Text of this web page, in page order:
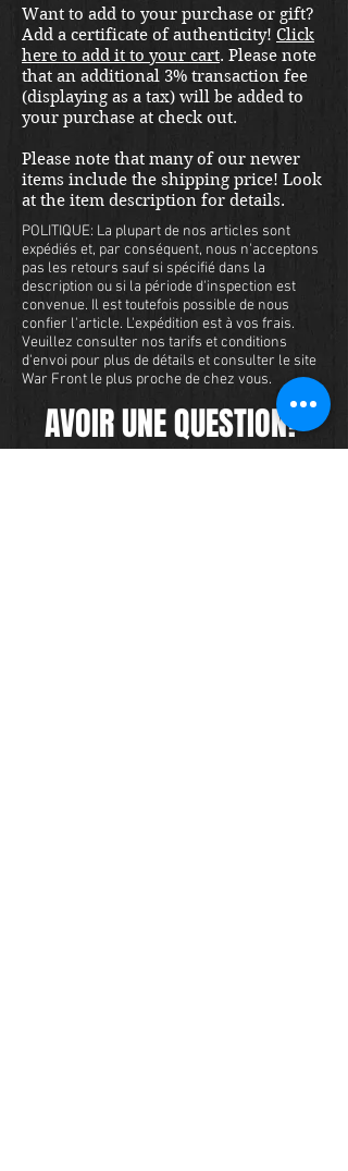
Want to add to your purchase or gift?
Add a certificate of authenticity! Click
here to add it to your cart. Please note
that an additional 3% transaction fee
(displaying as a tax) will be added to
your purchase at check out.
Please note that many of our newer
items include the shipping price! Look
at the item description for details.
POLITIQUE: La plupart de nos articles sont
expédiés et, par conséquent, nous n'acceptons
pas les retours sauf si spécifié dans la
description ou si la période d'inspection est
convenue. Il est toutefois possible de nous
confier l'article. L'expédition est à vos frais.
Veuillez consulter nos tarifs et conditions
d'envoi pour plus de détails et consulter le site
War Front le plus proche de chez vous.
AVOIR UNE QUESTION?